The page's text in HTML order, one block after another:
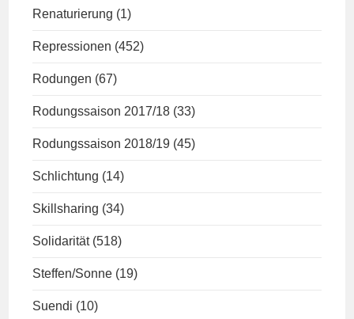
Renaturierung (1)
Repressionen (452)
Rodungen (67)
Rodungssaison 2017/18 (33)
Rodungssaison 2018/19 (45)
Schlichtung (14)
Skillsharing (34)
Solidarität (518)
Steffen/Sonne (19)
Suendi (10)